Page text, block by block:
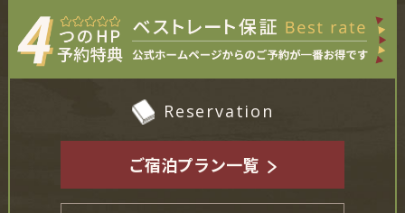
Reservation
ご宿泊プラン一覧